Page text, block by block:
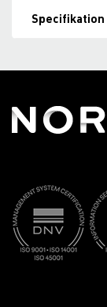
Specifikation